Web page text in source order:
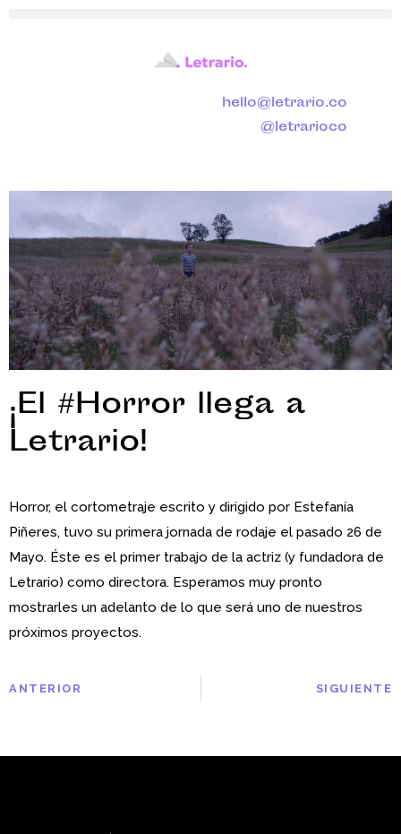
hello@letrario.co
@letrarioco
¡El #Horror llega a
Letrario!
Horror, el cortometraje escrito y dirigido por Estefanía
Piñeres, tuvo su primera jornada de rodaje el pasado 26 de
Mayo. Éste es el primer trabajo de la actriz (y fundadora de
Letrario) como directora. Esperamos muy pronto
mostrarles un adelanto de lo que será uno de nuestros
próximos proyectos.
ANTERIOR SIGUIENTE